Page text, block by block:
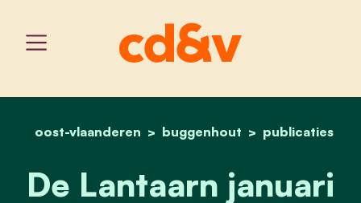
home
oost-vlaanderen buggenhout publicaties
de lantaarn januari 2024
De Lantaarn januari